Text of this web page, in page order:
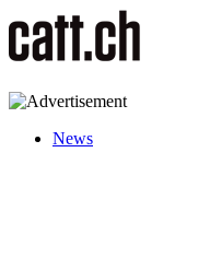
News